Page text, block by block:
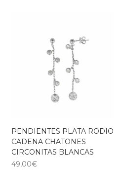
PENDIENTES PLATA RODIO
CADENA CHATONES
CIRCONITAS BLANCAS
49,00€